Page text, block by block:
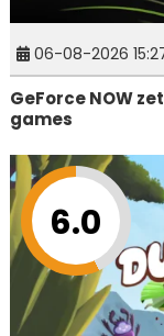
06-08-2026
GeForce NOW
games
6.0